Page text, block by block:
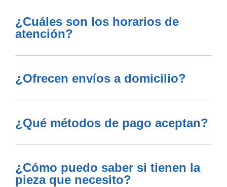
¿Cuáles son los horarios de
atención?
¿Ofrecen envíos a domicilio?
¿Qué métodos de pago aceptan?
¿Cómo puedo saber si tienen la
pieza que necesito?